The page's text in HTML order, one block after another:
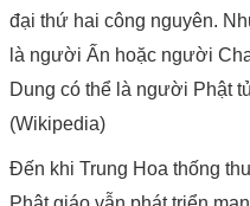
đại thứ hai công nguyên.
là người Ấn hoặc người
Dung có thể là người Phật
(Wikipedia)
Đến khi Trung Hoa thống